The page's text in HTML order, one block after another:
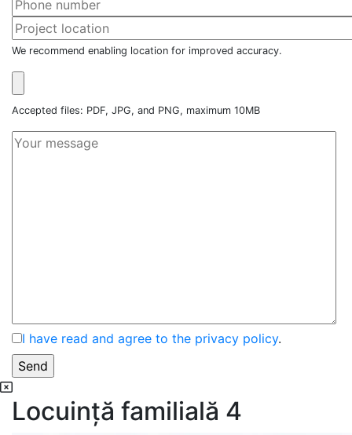
We recommend enabling location for improved accuracy.
Accepted files: PDF, JPG, and PNG, maximum 10MB
I have read and agree to the privacy policy.
Locuință familială 4